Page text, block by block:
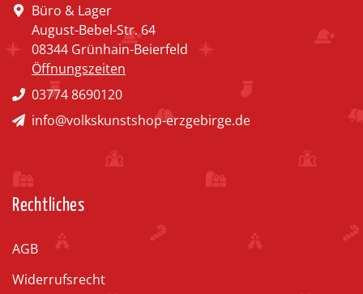
Büro & Lager
August-Bebel-Str. 64
08344 Grünhain-Beierfeld
Öffnungszeiten
03774 8690120
info@volkskunstshop-erzgebirge.de
Rechtliches
AGB
Widerrufsrecht